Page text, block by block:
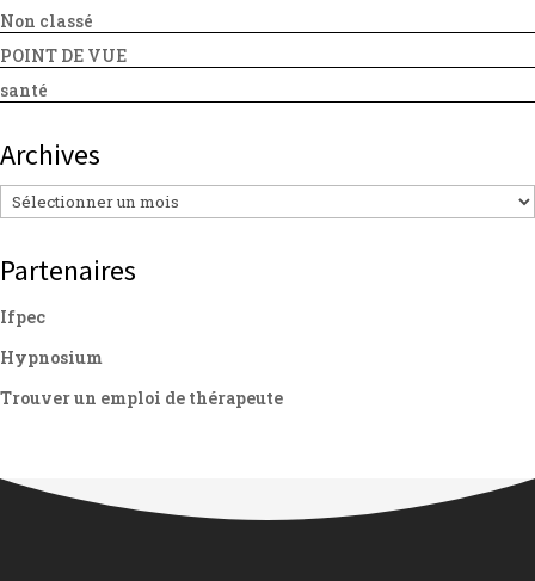
Non classé
POINT DE VUE
santé
Archives
Archives
Partenaires
Ifpec
Hypnosium
Trouver un emploi de thérapeute